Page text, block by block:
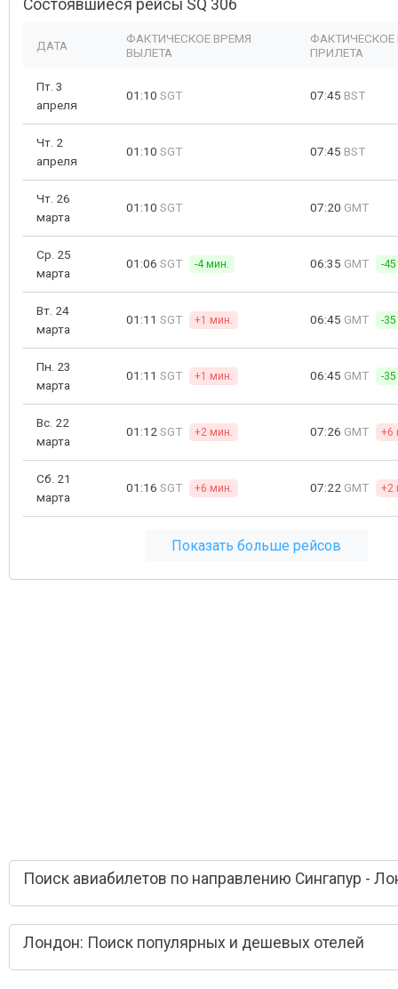
Состоявшиеся рейсы SQ 306
ДАТА
ФАКТИЧЕСКОЕ ВРЕМЯ
ВЫЛЕТА
ФАКТИЧЕСКОЕ
ПРИЛЕТА
Пт. 3
апреля
01:10 SGT 07:45 BST
Чт. 2
апреля
01:10 SGT 07:45 BST
Чт. 26
марта
01:10 SGT 07:20 GMT
Ср. 25
марта
01:06 SGT -4 мин. 06:35 GMT -
Вт. 24
марта
01:11 SGT +1 мин. 06:45 GMT -
Пн. 23
марта
01:11 SGT +1 мин. 06:45 GMT -
Вс. 22
марта
01:12 SGT +2 мин. 07:26 GMT +6
Сб. 21
марта
01:16 SGT +6 мин. 07:22 GMT +2
Показать больше рейсов
Поиск авиабилетов по направлению Сингапур -
Лондон: Поиск популярных и дешевых отелей